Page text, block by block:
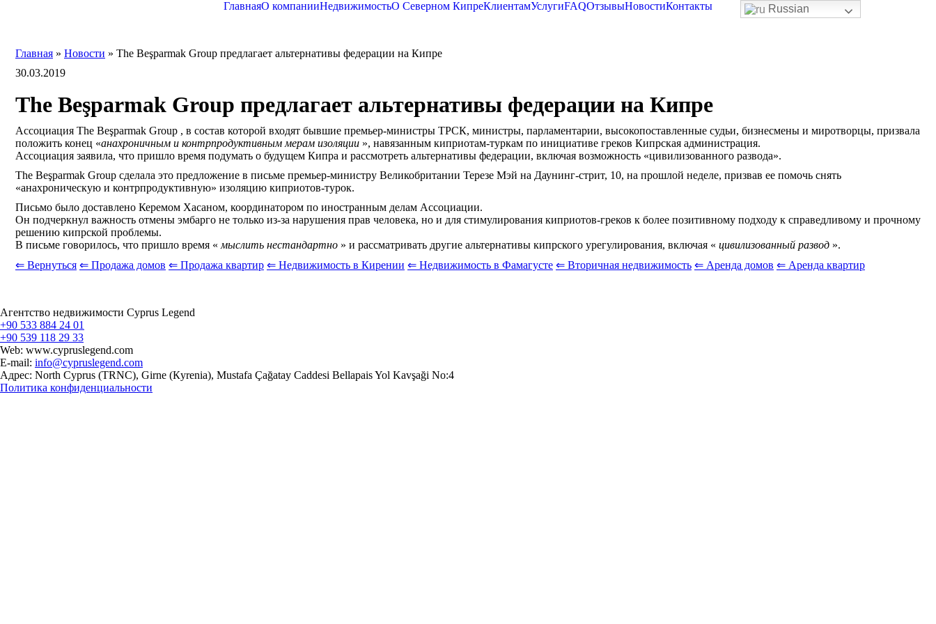
ГлавнаяО компанииНедвижимостьО Северном КипреКлиентамУслугиFAQОтзывыНовостиКонтакты
Главная » Новости » The Beşparmak Group предлагает альтернативы федерации на Кипре
30.03.2019
The Beşparmak Group предлагает альтернативы федерации на Кипре
Ассоциация The Beşparmak Group , в состав которой входят бывшие премьер-министры ТРСК, министры, парламентарии, высокопоставленные судьи, бизнесмены и миротворцы, призвала
положить конец «анахроничным и контрпродуктивным мерам изоляции », навязанным киприотам-туркам по инициативе греков Кипрская администрация.
Ассоциация заявила, что пришло время подумать о будущем Кипра и рассмотреть альтернативы федерации, включая возможность «цивилизованного развода».
The Beşparmak Group сделала это предложение в письме премьер-министру Великобритании Терезе Мэй на Даунинг-стрит, 10, на прошлой неделе, призвав ее помочь снять
«анахроническую и контрпродуктивную» изоляцию киприотов-турок.
Письмо было доставлено Керемом Хасаном, координатором по иностранным делам Ассоциации.
Он подчеркнул важность отмены эмбарго не только из-за нарушения прав человека, но и для стимулирования киприотов-греков к более позитивному подходу к справедливому и прочному
решению кипрской проблемы.
В письме говорилось, что пришло время « мыслить нестандартно » и рассматривать другие альтернативы кипрского урегулирования, включая « цивилизованный развод ».
⇐ Вернуться ⇐ Продажа домов ⇐ Продажа квартир ⇐ Недвижимость в Кирении ⇐ Недвижимость в Фамагусте ⇐ Вторичная недвижимость ⇐ Аренда домов ⇐ Аренда квартир
Агентство недвижимости Cyprus Legend
+90 533 884 24 01
+90 539 118 29 33
Web: www.cypruslegend.com
E-mail: info@cypruslegend.com
Адрес: North Cyprus (ТRNC), Girne (Кyrenia), Mustafa Çağatay Caddesi Bellapais Yol Kavşaği No:4
Политика конфиденциальности
Russian